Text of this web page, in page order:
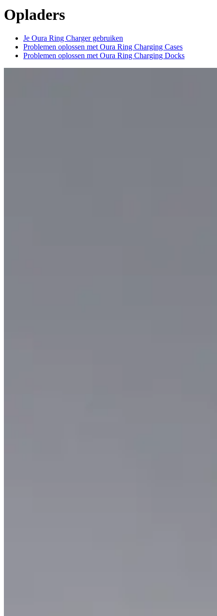
Opladers
Je Oura Ring Charger gebruiken
Problemen oplossen met Oura Ring Charging Cases
Problemen oplossen met Oura Ring Charging Docks